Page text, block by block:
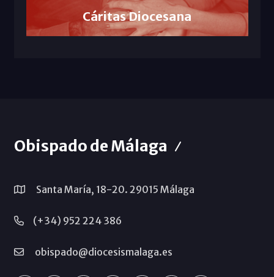
Cáritas Diocesana
Obispado de Málaga
Santa María, 18-20. 29015 Málaga
(+34) 952 224 386
obispado@diocesismalaga.es